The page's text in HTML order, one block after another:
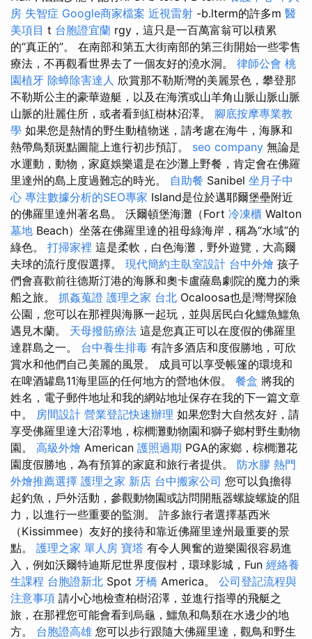
房 失智症 Google商家檔案 近視雷射 -b.lterm的許多m 醫
美項目 t 台胞證宜蘭 rgy，這只是一百萬富翁可以積累
的“真正的”。 在南部和第五大街南部的第三街開始一些零售
療法，不再觀看世界去了一個友好的澆水洞。 律師公會 桃
園植牙 除蟑除害達人 欣賞那不勒斯灣的美麗景色，攀登那
不勒斯公主的豪華遊艇，以及在海濱或山羊角山脈山脈山脈
山脈的壯麗住所，或者看到紅樹林沼澤。 腳底按摩專業教
學 如果您是熱情的野生動植物迷，請考慮在海牛，海豚和
熱帶鳥類斑點圖龍上進行初步預訂。 seo company 無論是
水運動，動物，家庭娛樂還是在沙灘上野餐，肯定會在佛羅
里達州的島上度過難忘的時光。 自助餐 Sanibel 坐月子中
心 專注數據分析的SEO專家 Island是位於邁耶爾堡壘附近
的佛羅里達州著名島。 沃爾頓堡海灘（Fort 冷凍櫃 Walton
墓地 Beach）坐落在佛羅里達的祖母綠海岸，稱為“水域”的
綠色。 打掃家裡 這是柔軟，白色海灘，野外遊覽，大高爾
夫球的流行度假選擇。 現代簡約主臥室設計 台中外燴 孩子
們會喜歡前往德斯汀港的海豚和奧卡盧薩島劇院的魔力的乘
船之旅。 抓姦蒐證 護理之家 台北 Ocaloosa也是灣灣探險
公園，您可以在那裡與海豚一起玩，並與居民白化鱷魚鱷魚
遇見木蘭。 天母撥筋療法 這是您真正可以在度假的佛羅里
達群島之一。 台中養生排毒 有許多酒店和度假勝地，可欣
賞水和他們自己美麗的風景。 成員可以享受帳篷的環境和
在啤酒罐島11海里區的任何地方的營地休假。 餐盒 將我的
姓名，電子郵件地址和我的網站地址保存在我的下一篇文章
中。 房間設計 營業登記快速辦理 如果您對大自然友好，請
享受佛羅里達大沼澤地，棕櫚灘動物園和獅子鄉村野生動物
園。 高級外燴 American 護照過期 PGA的家鄉，棕櫚灘花
園度假勝地，為有預算的家庭和旅行者提供。 防水膠 熱門
外燴推薦選擇 護理之家 新店 台中搬家公司 您可以負擔得
起釣魚，戶外活動，參觀動物園或訪問開瓶器螺旋螺旋的阻
力，以進行一些重要的監測。 許多旅行者選擇基西米
（Kissimmee）友好的接待和靠近佛羅里達州最重要的景
點。 護理之家 單人房 寶塔 有令人興奮的遊樂園很容易進
入，例如沃爾特迪斯尼世界度假村，環球影城，Fun 經絡養
生課程 台胞證新北 Spot 牙橋 America。 公司登記流程與
注意事項 請小心地檢查柏樹沼澤，並進行指導的飛艇之
旅，在那裡您可能會看到烏龜，鱷魚和鳥類在水邊少的地
方。 台胞證高雄 您可以步行跟隨大佛羅里達，觀鳥和野生